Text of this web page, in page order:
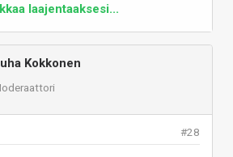
laajentaaksesi...
Kokkonen
#28